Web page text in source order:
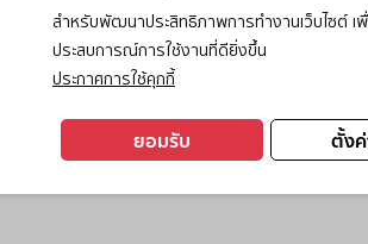
สำหรับพัฒนาประสิทธิภาพการทำงานเว็บไซต์ เ
ประสบการณ์การใช้งานที่ดียิ่งขึ้น
ประกาศการใช้คุกกี้
ตั้ง
ยอมรับ
has occurred while loading